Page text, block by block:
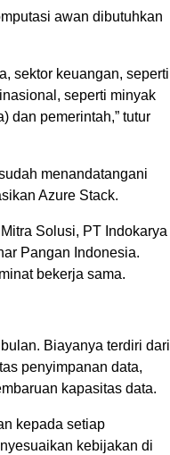
awan dibutuhkan
sektor keuangan, seperti
seperti minyak
dan pemerintah,” tutur
menandatangani
Azure Stack.
Solusi, PT Indokarya
Pangan Indonesia.
bekerja sama.
Biayanya terdiri dari
penyimpanan data,
kapasitas data.
kepada setiap
kebijakan di